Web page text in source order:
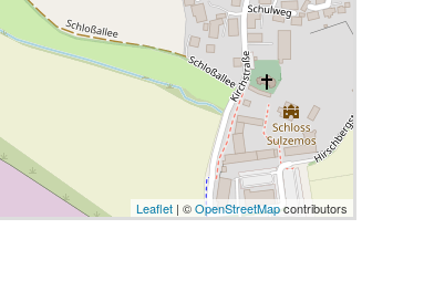
Leaflet | ©OpenStreetMapcontributors